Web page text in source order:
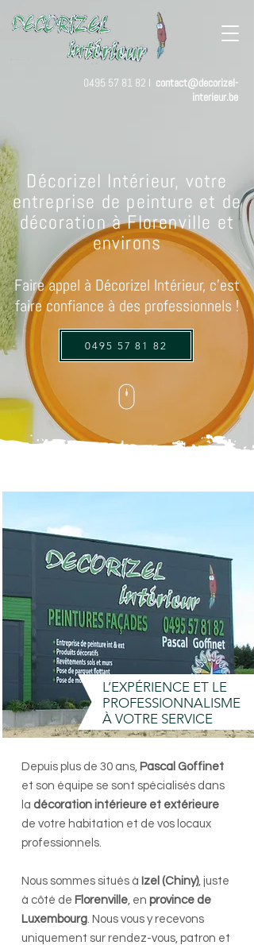
0495 57 81 82 I contact@decorizel-
interieur.be
Décorizel Intérieur, votre
entreprise de peinture et de
décoration à Florenville et
environs
Faire appel à Décorizel Intérieur, c’est
faire confiance à des professionnels !
0495 57 81 82
Depuis plus de 30 ans, Pascal Goffinet
et son équipe se sont spécialisés dans
la décoration intérieure et extérieure
de votre habitation et de vos locaux
professionnels.
Nous sommes situés à Izel (Chiny), juste
à côté de Florenville, en province de
Luxembourg. Nous vous y recevons
uniquement sur rendez-vous, patron et
L’EXPÉRIENCE ET LE
PROFESSIONNALISME
À VOTRE SERVICE